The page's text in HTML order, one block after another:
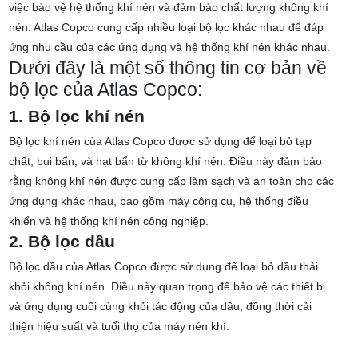
việc bảo vệ hệ thống khí nén và đảm bảo chất lượng không khí
nén. Atlas Copco cung cấp nhiều loại bộ lọc khác nhau để đáp
ứng nhu cầu của các ứng dụng và hệ thống khí nén khác nhau.
Dưới đây là một số thông tin cơ bản về
bộ lọc của Atlas Copco:
1. Bộ lọc khí nén
Bộ lọc khí nén của Atlas Copco được sử dụng để loại bỏ tạp
chất, bụi bẩn, và hạt bẩn từ không khí nén. Điều này đảm bảo
rằng không khí nén được cung cấp làm sạch và an toàn cho các
ứng dụng khác nhau, bao gồm máy công cụ, hệ thống điều
khiển và hệ thống khí nén công nghiệp.
2. Bộ lọc dầu
Bộ lọc dầu của Atlas Copco được sử dụng để loại bỏ dầu thải
khỏi không khí nén. Điều này quan trọng để bảo vệ các thiết bị
và ứng dụng cuối cùng khỏi tác động của dầu, đồng thời cải
thiện hiệu suất và tuổi thọ của máy nén khí.